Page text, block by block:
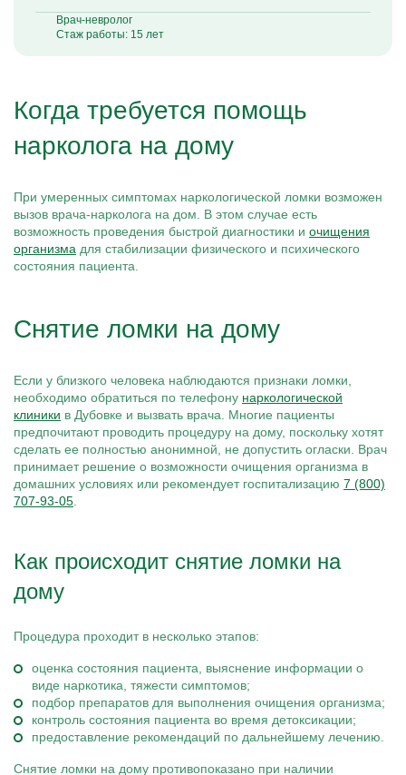
Врач-невролог
Стаж работы: 15 лет
Когда требуется помощь
нарколога на дому
При умеренных симптомах наркологической ломки возможен
вызов врача-нарколога на дом. В этом случае есть
возможность проведения быстрой диагностики и очищения
организма для стабилизации физического и психического
состояния пациента.
Снятие ломки на дому
Если у близкого человека наблюдаются признаки ломки,
необходимо обратиться по телефону наркологической
клиники в Дубовке и вызвать врача. Многие пациенты
предпочитают проводить процедуру на дому, поскольку хотят
сделать ее полностью анонимной, не допустить огласки. Врач
принимает решение о возможности очищения организма в
домашних условиях или рекомендует госпитализацию 7 (800)
707-93-05
Как происходит снятие ломки на
дому
Процедура проходит в несколько этапов:
оценка состояния пациента, выяснение информации о
виде наркотика, тяжести симптомов;
подбор препаратов для выполнения очищения организма;
контроль состояния пациента во время детоксикации;
предоставление рекомендаций по дальнейшему лечению.
Снятие ломки на дому противопоказано при наличии